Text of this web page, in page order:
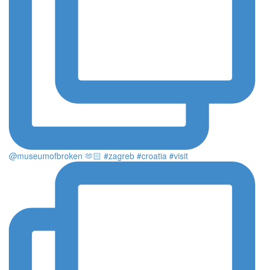
@museumofbroken 🫶🏻 #zagreb #croatia #visit